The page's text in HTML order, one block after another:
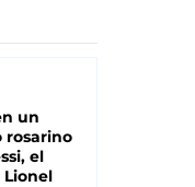
un
rosarino
el
Lionel